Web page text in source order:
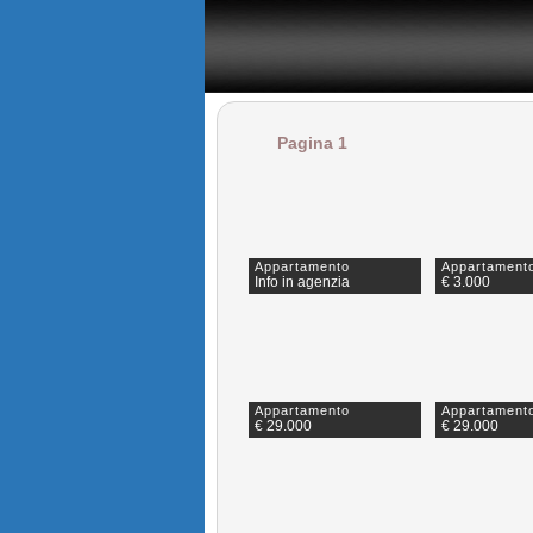
Pagina 1
Appartamento
Info in agenzia € 3.000
Appartamento
€ 29.000 € 29.000